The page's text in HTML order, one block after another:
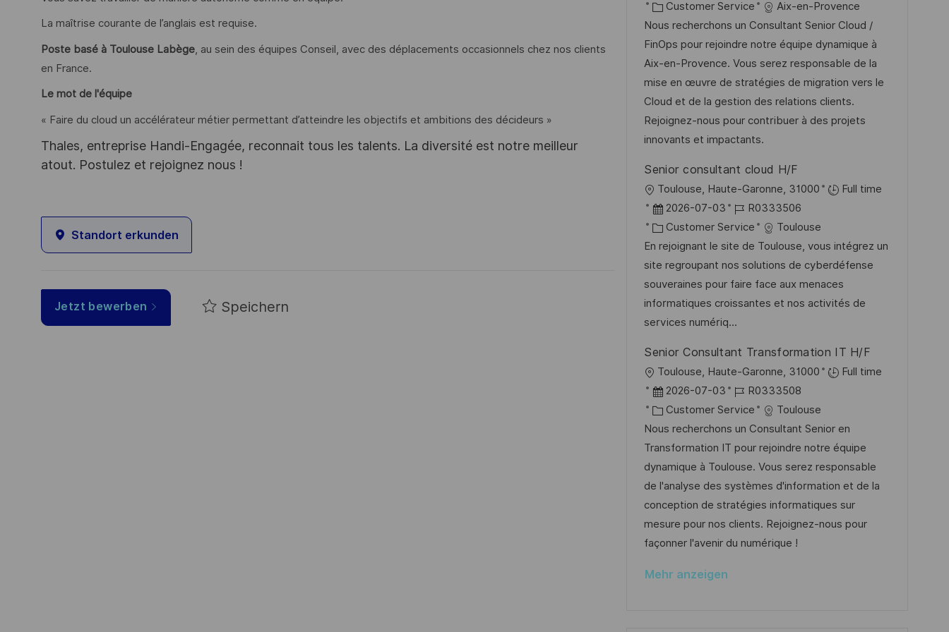
La maîtrise courante de l’anglais est requise.
Poste basé à Toulouse Labège, au sein des équipes Conseil, avec des déplacements occasionnels chez nos clients
en France.
Le mot de l'équipe
« Faire du cloud un accélérateur métier permettant d’atteindre les objectifs et ambitions des décideurs »
Thales, entreprise Handi-Engagée, reconnait tous les talents. La diversité est notre meilleur
atout. Postulez et rejoignez nous !
Standort erkunden
Jetzt bewerben Speichern
f
e
n
t
l
i
c
h
u
n
g
t
a
t
u
m
d
e
r
V
r
ö
f
f
e
n
t
l
i
c
h
u
n
g
o
b
-
I
D
K
a
t
e
g
o
r
i
Customer Service
Aix-en-Provence
Nous recherchons un Consultant Senior Cloud /
FinOps pour rejoindre notre équipe dynamique à
Aix-en-Provence. Vous serez responsable de la
mise en œuvre de stratégies de migration vers le
Cloud et de la gestion des relations clients.
Rejoignez-nous pour contribuer à des projets
innovants et impactants.
Senior consultant cloud H/F
O
r
t
Toulouse, Haute-Garonne, 31000
Full time
D
a
t
u
m
d
e
V
e
r
ö
f
f
e
n
t
l
i
c
2026-07-03
J
o
b
-
I
D
R0333506
K
a
t
e
g
o
i
e
Customer Service
Toulouse
En rejoignant le site de Toulouse, vous intégrez un
site regroupant nos solutions de cyberdéfense
souveraines pour faire face aux menaces
informatiques croissantes et nos activités de
services numériq...
Senior Consultant Transformation IT H/F
O
r
t
Toulouse, Haute-Garonne, 31000
Full time
D
a
t
u
m
d
e
r
V
r
2026-07-03
J
o
b
-
I
D
R0333508
K
a
t
e
g
o
r
i
Customer Service
Toulouse
Nous recherchons un Consultant Senior en
Transformation IT pour rejoindre notre équipe
dynamique à Toulouse. Vous serez responsable
de l'analyse des systèmes d'information et de la
conception de stratégies informatiques sur
mesure pour nos clients. Rejoignez-nous pour
façonner l'avenir du numérique !
Mehr anzeigen